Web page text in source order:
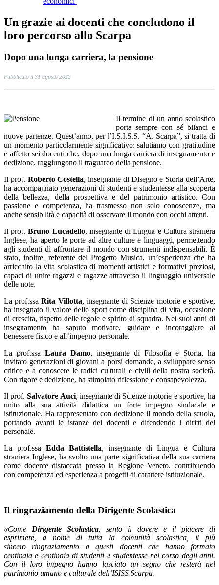
Un grazie ai docenti che concludono il
loro percorso allo Scarpa
Dopo una lunga carriera, la pensione
Pubblicato il 31 agosto 2025
Il termine di un anno scolastico
porta sempre con sé bilanci e
nuove partenze. Quest’anno, per l’I.S.I.S.S. “A. Scarpa”, si tratta di
un momento particolarmente significativo: salutiamo con gratitudine
e affetto sei docenti che, dopo una lunga carriera di insegnamento e
dedizione, raggiungono il traguardo della pensione.
Il prof. Roberto Costella, insegnante di Disegno e Storia dell’Arte,
ha accompagnato generazioni di studenti e studentesse alla scoperta
della bellezza, della prospettiva e del patrimonio artistico. Con
passione e competenza, ha trasmesso non solo conoscenze, ma
anche sensibilità e capacità di osservare il mondo con occhi attenti.
Il prof. Bruno Lucadello, insegnante di Lingua e Cultura straniera
Inglese, ha aperto le porte ad altre culture e linguaggi, permettendo
agli studenti di affrontare il mondo con strumenti indispensabili. È
stato, inoltre, referente del Progetto Musica, un’esperienza che ha
arricchito la vita scolastica di momenti artistici e formativi preziosi,
capaci di unire ragazzi e ragazze attraverso il linguaggio universale
delle note.
La prof.ssa Rita Villotta, insegnante di Scienze motorie e sportive,
ha insegnato il valore dello sport come disciplina di vita, occasione
di crescita, rispetto delle regole e spirito di squadra. Nei suoi anni di
insegnamento ha saputo motivare, guidare e incoraggiare al
benessere fisico e all’impegno personale.
La prof.ssa Laura Damo, insegnante di Filosofia e Storia, ha
invitato generazioni di giovani a porsi domande, a sviluppare senso
critico e a conoscere le radici culturali e civili della nostra società.
Con rigore e dedizione, ha stimolato riflessione e consapevolezza.
Il prof. Salvatore Auci, insegnante di Scienze motorie e sportive, ha
unito alla sua attività didattica un forte impegno sindacale e
istituzionale. Ha rappresentato con dedizione il mondo della scuola,
portando avanti le istanze dei docenti e difendendo i diritti del
personale.
La prof.ssa Edda Battistella, insegnante di Lingua e Cultura
straniera Inglese, ha svolto una parte significativa della sua carriera
come docente distaccata presso la Regione Veneto, contribuendo
con competenza ed esperienza a progetti di carattere istituzionale.
Il ringraziamento della Dirigente Scolastica
«Come Dirigente Scolastica , sento il dovere e il piacere di
esprimere, a nome di tutta la comunità scolastica, il più
sinceroringraziamento a questi docenti che hanno formato
centinaia e centinaia di studenti e studentesse nel corso degli anni.
Con il loro impegno hanno lasciato un segno che resterà nel
patrimonio umano e culturale dell’ISISS Scarpa.